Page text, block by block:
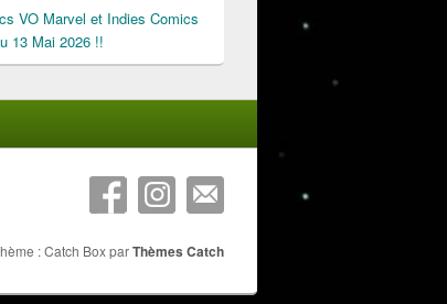
VO Marvel et Indies Comics
13 Mai 2026 !!
: Catch Box parThèmes Catch